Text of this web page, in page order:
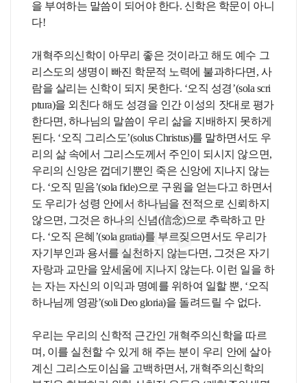
을 부여하는 말씀이 되어야 한다. 신학은 학문이 아니
다!
개혁주의신학이 아무리 좋은 것이라고 해도 예수 그
리스도의 생명이 빠진 학문적 노력에 불과하다면, 사
람을 살리는 신학이 되지 못한다. ‘오직 성경’(sola scri
ptura)을 외친다 해도 성경을 인간 이성의 잣대로 평가
한다면, 하나님의 말씀이 우리 삶을 지배하지 못하게
된다. ‘오직 그리스도’(solus Christus)를 말하면서도 우
리의 삶 속에서 그리스도께서 주인이 되시지 않으면,
우리의 신앙은 껍데기뿐인 죽은 신앙에 지나지 않는
다. ‘오직 믿음’(sola fide)으로 구원을 얻는다고 하면서
도 우리가 성령 안에서 하나님을 전적으로 신뢰하지
않으면, 그것은 하나의 신념(信念)으로 추락하고 만
다. ‘오직 은혜’(sola gratia)를 부르짖으면서도 우리가
자기부인과 용서를 실천하지 않는다면, 그것은 자기
자랑과 교만을 앞세움에 지나지 않는다. 이런 일을 하
는 자는 자신의 이익과 명예를 위하여 일할 뿐, ‘오직
하나님께 영광’(soli Deo gloria)을 돌려드릴 수 없다.
우리는 우리의 신학적 근간인 개혁주의신학을 따르
며, 이를 실천할 수 있게 해 주는 분이 우리 안에 살아
계신 그리스도이심을 고백하면서, 개혁주의신학의